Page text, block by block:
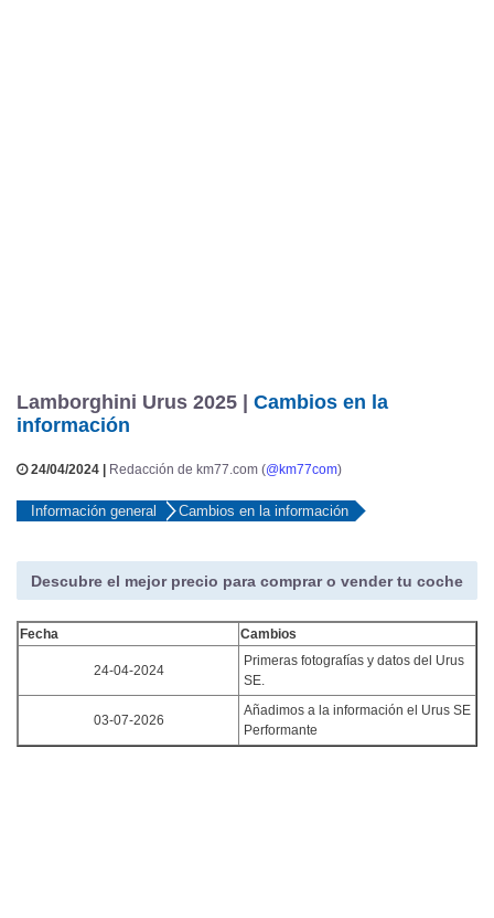
Lamborghini Urus 2025 | Cambios en la
información
24/04/2024 | Redacción de km77.com (@km77com)
Información general Cambios en la información
Descubre el mejor precio para comprar o vender tu coche
Fecha Cambios
24-04-2024
Primeras fotografías y datos del Urus
SE.
03-07-2026
Añadimos a la información el Urus SE
Performante